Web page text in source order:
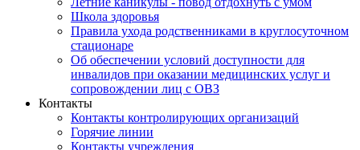
Школа здоровья
Правила ухода родственниками в круглосуточном
стационаре
Об обеспечении условий доступности для
инвалидов при оказании медицинских услуг и
сопровождении лиц с ОВЗ
Контакты
Контакты контролирующих организаций
Горячие линии
Контакты учреждения